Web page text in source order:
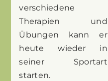
verschiedene
Therapien und
Übungen kann er
heute wieder in
seiner Sportart
starten.